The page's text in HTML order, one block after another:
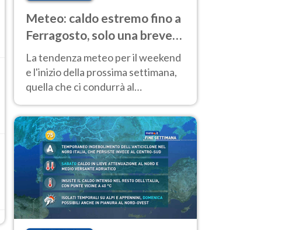
Meteo: caldo estremo fino a
Ferragosto, solo una breve
pausa. Ecco dove
La tendenza meteo per il weekend
e l'inizio della prossima settimana,
quella che ci condurrà al
temperature molto elevate